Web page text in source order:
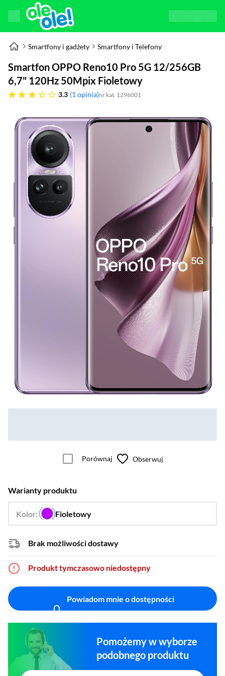
Smartfony i gadżety Smartfony i Telefony
Smartfon OPPO Reno10 Pro 5G 12/256GB
6,7" 120Hz 50Mpix Fioletowy
3.3
3.3 gwiazdek 1 opinia nr kat. 1296001
Porównaj Obserwuj
Warianty produktu
Kolor: Fioletowy
…
Brak możliwości dostawy
Produkt tymczasowo niedostępny
Powiadom mnie o dostępności
Pomożemy w wyborze
podobnego produktu